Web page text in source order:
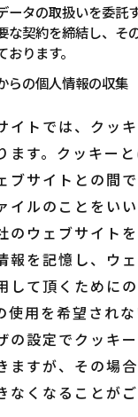
ータの取扱いを委託
な契約を締結し、そ
ります。
らの個人情報の収集
イトでは、クッ
ます。クッキー
ブサイトとの間
イルのことをい
のウェブサイト
報を記憶し、ウ
して頂くために
使用を希望され
の設定でクッキ
ますが、その場
なくなることがご